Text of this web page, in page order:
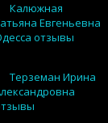
Калюжная
Евгеньевна
отзывы
Терземан Ирина